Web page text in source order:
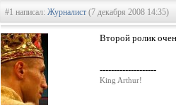
#1 написал: Журналист (7 декабря 2008 14:35)
Второй ролик
--------------------
King Arthur!